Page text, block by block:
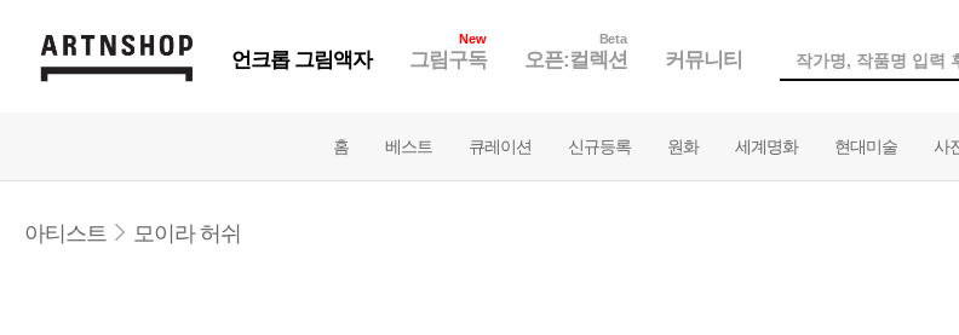
언크롭 그림액자
New
그림구독
Beta
오픈:컬렉션 커뮤니티
홈 베스트 큐레이션 신규등록 원화 세계명화 현대미술 사
아티스트 모이라 허쉬